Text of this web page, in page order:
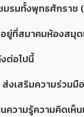
รมทั้งพุทธศักราช
มาคมห้องสมุดแ
ถุประ
วามร่วมมือระ
ามคิดเห็นและป